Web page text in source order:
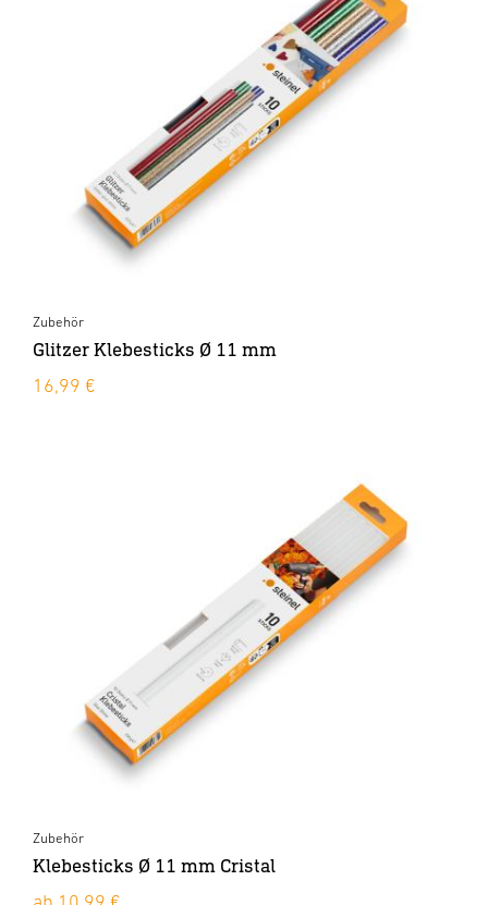
Zubehör
Glitzer Klebesticks Ø 11 mm
16,99 €
Zubehör
Klebesticks Ø 11 mm Cristal